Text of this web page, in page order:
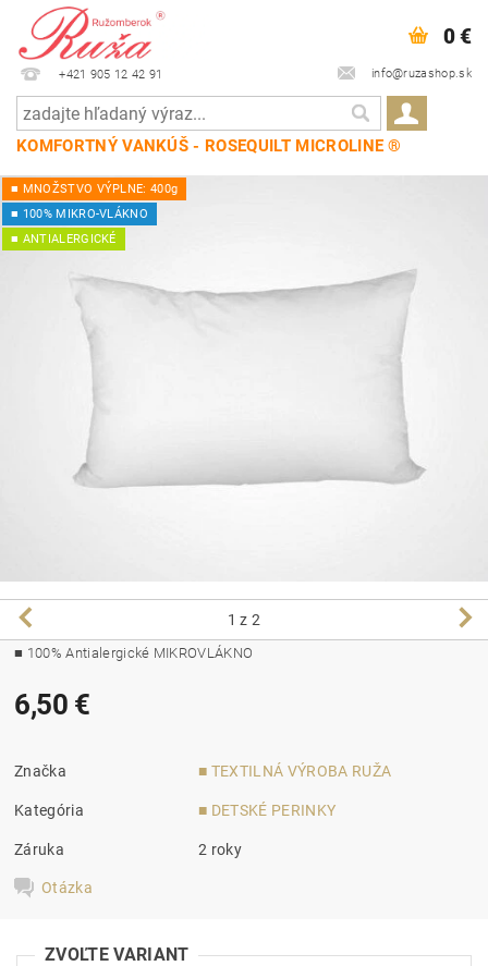
+421 905 12 42 91 info@ruzashop.sk
0 €
KOMFORTNÝ VANKÚŠ - ROSEQUILT MICROLINE ®
■ MNOŽSTVO VÝPLNE: 400g
■ 100% MIKRO-VLÁKNO
■ ANTIALERGICKÉ
1 z 2
■ 100% Antialergické MIKROVLÁKNO
6,50 €
Značka ■ TEXTILNÁ VÝROBA RUŽA
Kategória ■ DETSKÉ PERINKY
Záruka 2 roky
Otázka
ZVOĽTE VARIANT